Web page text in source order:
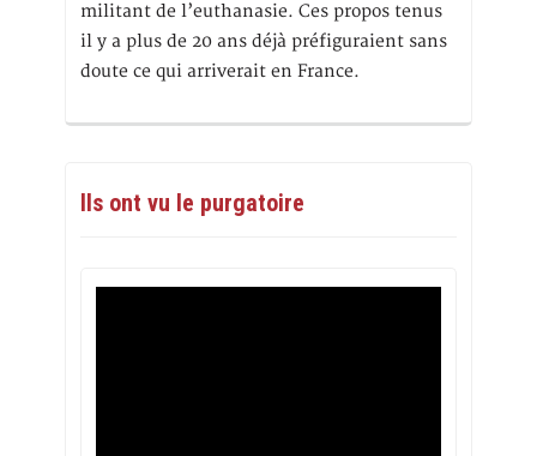
militant de l’euthanasie. Ces propos tenus
il y a plus de 20 ans déjà préfiguraient sans
doute ce qui arriverait en France.
Ils ont vu le purgatoire